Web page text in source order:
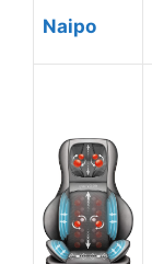
Naipo